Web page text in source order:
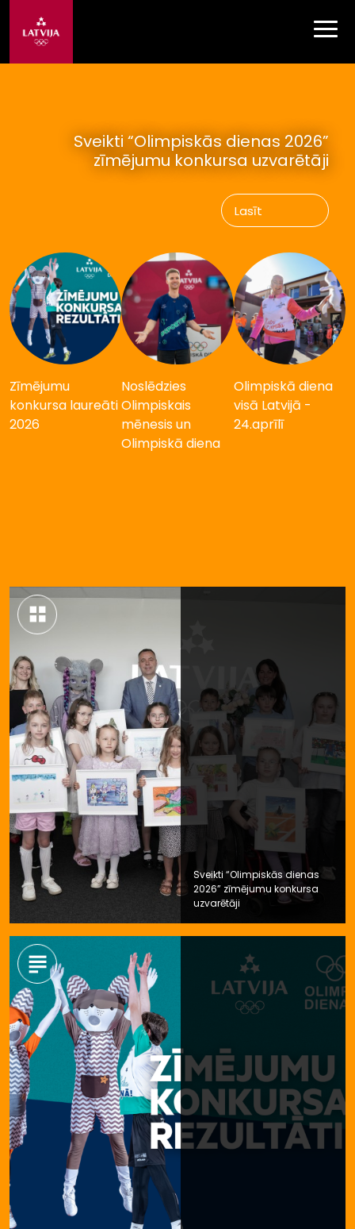
Sveikti “Olimpiskās dienas 2026”
zīmējumu konkursa uzvarētāji
Lasīt
Zīmējumu
konkursa laureāti
2026
Noslēdzies
Olimpiskais
mēnesis un
Olimpiskā diena
Olimpiskā diena
visā Latvijā -
24.aprīlī
Sveikti “Olimpiskās dienas
2026” zīmējumu konkursa
uzvarētāji